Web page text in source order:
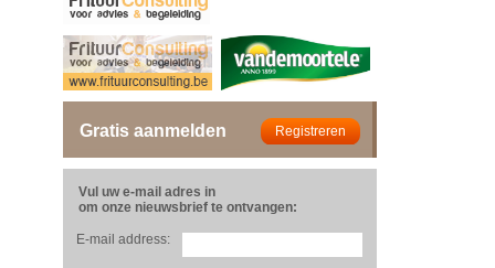
Gratis aanmelden
Vul uw e-mail adres in
om onze nieuwsbrief te ontvangen:
E-mail address: